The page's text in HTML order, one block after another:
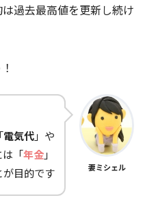
過去最高値を更新し続け
電気代」や
は「年金」
目的です
妻ミシェル